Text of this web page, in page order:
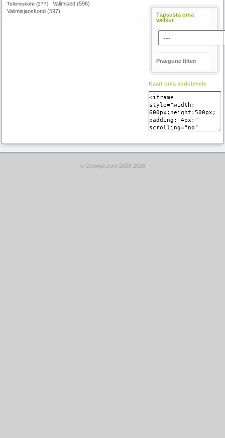
Telkimiskoht (277)
Valimised (596)
Valimisjaoskond (597)
Täpsusta oma
valikut
Praegune filter:
Kaart oma kodulehele
© GeoApe.com 2008-2026